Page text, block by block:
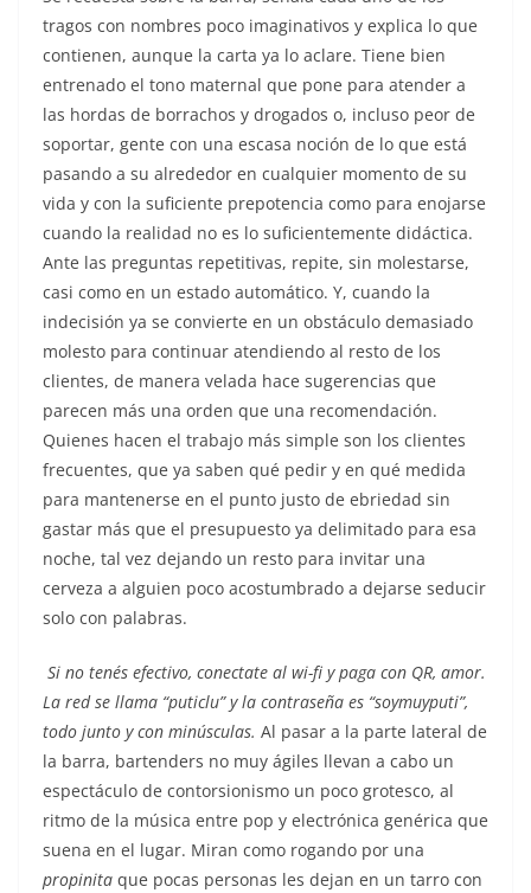
o
o
k
p
p
n
tragos con nombres poco imaginativos y explica lo que
contienen, aunque la carta ya lo aclare. Tiene bien
entrenado el tono maternal que pone para atender a
las hordas de borrachos y drogados o, incluso peor de
soportar, gente con una escasa noción de lo que está
pasando a su alrededor en cualquier momento de su
vida y con la suficiente prepotencia como para enojarse
cuando la realidad no es lo suficientemente didáctica.
Ante las preguntas repetitivas, repite, sin molestarse,
casi como en un estado automático. Y, cuando la
indecisión ya se convierte en un obstáculo demasiado
molesto para continuar atendiendo al resto de los
clientes, de manera velada hace sugerencias que
parecen más una orden que una recomendación.
Quienes hacen el trabajo más simple son los clientes
frecuentes, que ya saben qué pedir y en qué medida
para mantenerse en el punto justo de ebriedad sin
gastar más que el presupuesto ya delimitado para esa
noche, tal vez dejando un resto para invitar una
cerveza a alguien poco acostumbrado a dejarse seducir
solo con palabras.
Si no tenés efectivo, conectate al wi-fi y paga con QR, amor.
La red se llama “puticlu” y la contraseña es “soymuyputi”,
todo junto y con minúsculas. Al pasar a la parte lateral de
la barra, bartenders no muy ágiles llevan a cabo un
espectáculo de contorsionismo un poco grotesco, al
ritmo de la música entre pop y electrónica genérica que
suena en el lugar. Miran como rogando por una
propinita que pocas personas les dejan en un tarro con